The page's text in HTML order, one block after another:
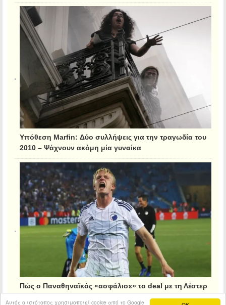
Αυτός ο ιστότοπος χρησιμοποιεί cookie από το Google
Υπόθεση Marfin: Δύο συλλήψεις για την τραγωδία του
2010 – Ψάχνουν ακόμη μία γυναίκα
Πώς ο Παναθηναϊκός «ασφάλισε» το deal με τη Λέστερ